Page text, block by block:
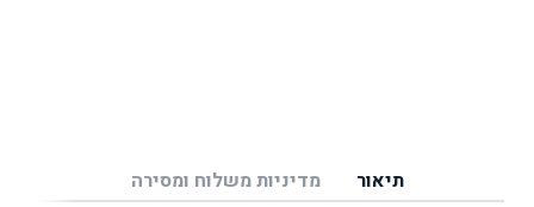
תיאור מדיניות משלוח ומסירה